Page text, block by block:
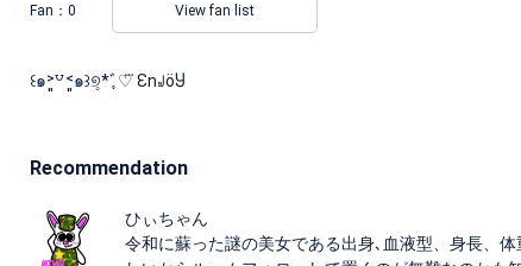
Fan： 0 View fan list
꒰๑˃͈꒵˂͈๑꒱୭̥*ﾞ̥♡⃛ Ɛn꒻öႸ
Recommendation
ひぃちゃん
令和に蘇った謎の美女である出身､血液型、身長、